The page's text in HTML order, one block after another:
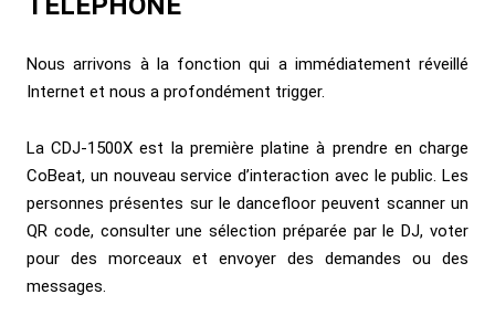
Nous arrivons à la fonction qui a immédiatement réveillé
Internet et nous a profondément trigger.
La CDJ-1500X est la première platine à prendre en charge
CoBeat, un nouveau service d’interaction avec le public. Les
personnes présentes sur le dancefloor peuvent scanner un
QR code, consulter une sélection préparée par le DJ, voter
pour des morceaux et envoyer des demandes ou des
messages.